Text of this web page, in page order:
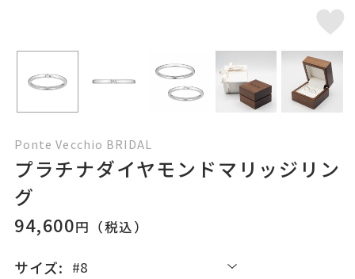
Ponte Vecchio BRIDAL
プラチナダイヤモンドマリッジリン
グ
94,600円（税込）
サイズ: